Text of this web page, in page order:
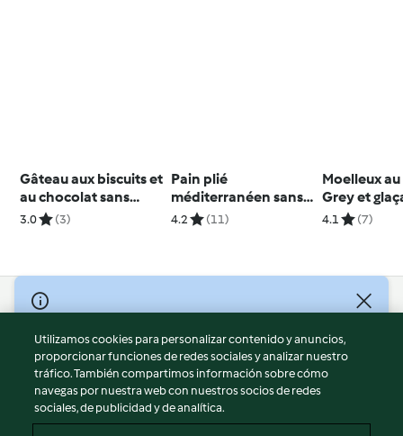
Gâteau aux biscuits et
au chocolat sans
gluten
3.0 (3)
Pain plié
méditerranéen sans
gluten
4.2 (11)
Moelleux
Grey et
bergamote
4.1 (7)
© Copyright 2026
Términos de uso
Política de privacidad
Aviso legal
Información legal
Utilizamos cookies para personalizar contenido y anuncios,
proporcionar funciones de redes sociales y analizar nuestro
tráfico. También compartimos información sobre cómo
navegas por nuestra web con nuestros socios de redes
sociales, de publicidad y de analítica.